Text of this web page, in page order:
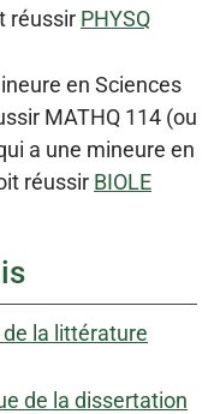
réussir PHYSQ
en Sciences
MATHQ 114 (ou
a une mineure en
réussir BIOLE
de la littérature
de la dissertation